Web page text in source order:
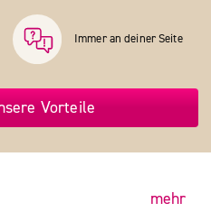
Immer an deiner Seite
Vorteile
mehr